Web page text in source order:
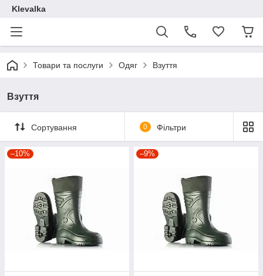
Klevalka
Товари та послуги Одяг Взуття
Взуття
Сортування 0 Фільтри
–10% –9%